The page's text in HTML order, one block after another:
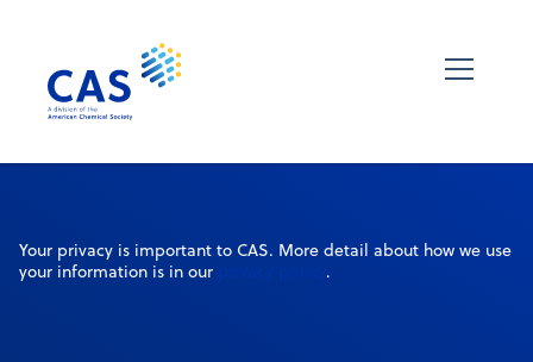
Your privacy is important to CAS. More detail about how we use
your information is in our
.